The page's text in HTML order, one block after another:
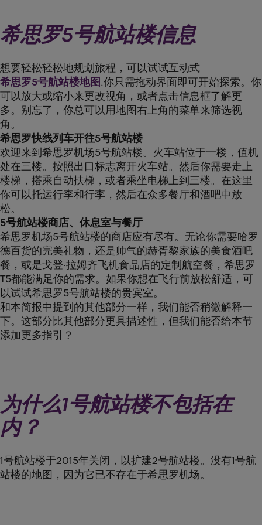
希思罗5号航站楼信息
想要轻松轻松地规划旅程，可以试试互动式
希思罗5号航站楼地图 .你只需拖动界面即可开始探索。你
可以放大或缩小来更改视角，或者点击信息框了解更
多。别忘了，你总可以用地图右上角的菜单来筛选视
角。
希思罗快线列车开往5号航站楼
欢迎来到希思罗机场5号航站楼。火车站位于一楼，值机
处在三楼。按照出口标志离开火车站。然后你需要走上
楼梯，搭乘自动扶梯，或者乘坐电梯上到三楼。在这里
你可以托运行李和行李，然后在众多餐厅和酒吧中放
松。
5号航站楼商店、休息室与餐厅
希思罗机场5号航站楼的商店应有尽有。无论你需要哈罗
德百货的完美礼物，还是帅气的赫胥黎家族的美食酒吧
餐，或是戈登·拉姆齐飞机食品店的定制航空餐，希思罗
T5都能满足你的需求。如果你想在飞行前放松舒适，可
以试试希思罗5号航站楼的贵宾室。
和本简报中提到的其他部分一样，我们能否稍微解释一
下。这部分比其他部分更具描述性，但我们能否给本节
添加更多指引？
为什么1号航站楼不包括在
内？
1号航站楼于2015年关闭，以扩建2号航站楼。没有1号航
站楼的地图，因为它已不存在于希思罗机场。